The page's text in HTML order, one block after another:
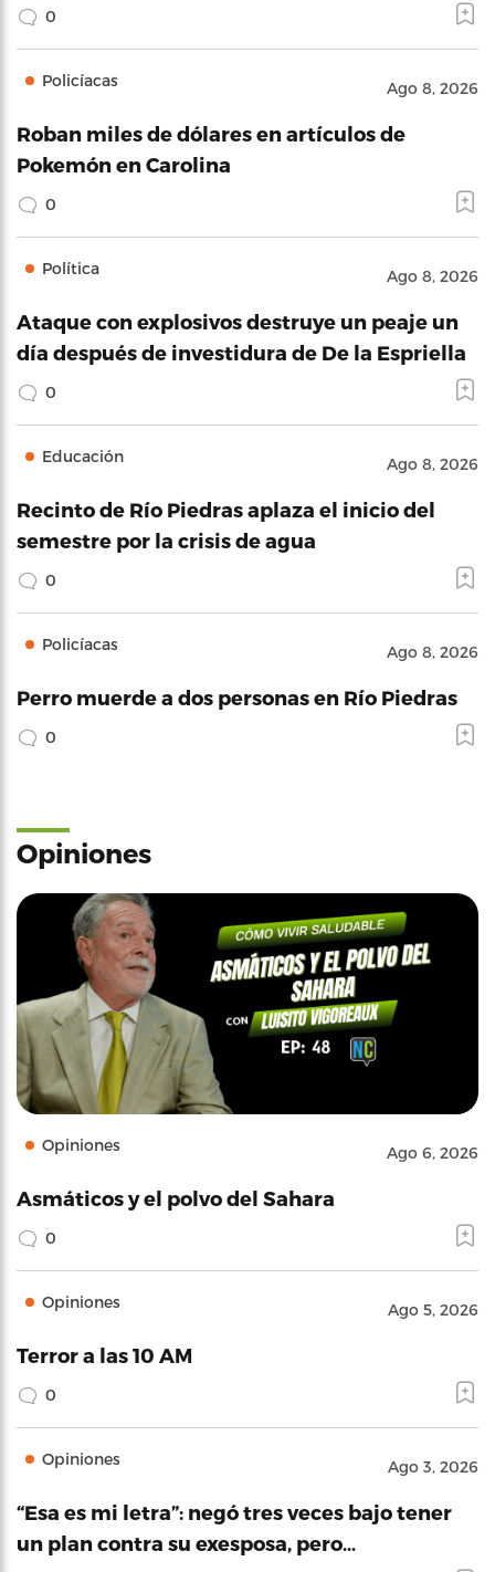
0
Policíacas Ago 8, 2026
Roban miles de dólares en artículos de
Pokemón en Carolina
0
Política Ago 8, 2026
Ataque con explosivos destruye un peaje un
día después de investidura de De la Espriella
0
Educación Ago 8, 2026
Recinto de Río Piedras aplaza el inicio del
semestre por la crisis de agua
0
Policíacas Ago 8, 2026
Perro muerde a dos personas en Río Piedras
0
Opiniones
Opiniones Ago 6, 2026
Asmáticos y el polvo del Sahara
0
Opiniones Ago 5, 2026
Terror a las 10 AM
0
Opiniones Ago 3, 2026
“Esa es mi letra”: negó tres veces bajo tener
un plan contra su exesposa, pero…